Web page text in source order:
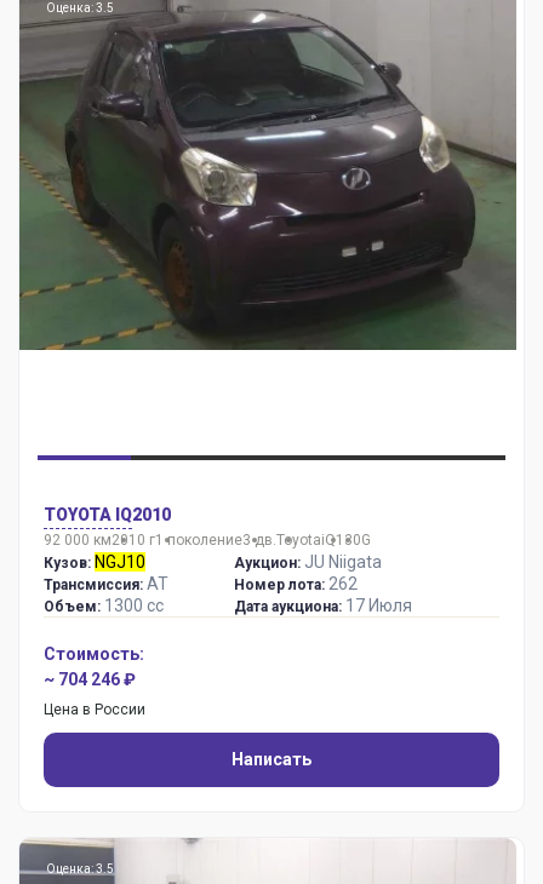
Оценка: 3.5
TOYOTA IQ2010
92 000 км2010 г1 поколение3 дв.ToyotaiQ130G
Кузов: NGJ10
Трансмиссия: AT
Объем: 1300 сс
Аукцион: JU Niigata
Номер лота: 262
Дата аукциона: 17 Июля
Стоимость:
~ 704 246 ₽
Цена в России
Написать
Оценка: 3.5